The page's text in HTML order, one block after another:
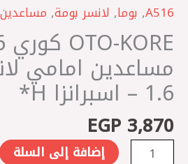
A516
, بوما, لانسر بومة, مساعدين
مساعدين امامي
1.6 – اسبرانزا H*
EGP 3,870
مساعدين
امامي
لانسر
بومة
1.6
-
اسبرانزا
إضافة إلى السلة